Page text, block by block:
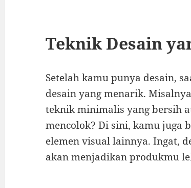
Teknik Desain
Setelah kamu punya desain,
desain yang menarik.
teknik minimalis yang bersih
mencolok? Di sini, kamu juga
elemen visual lainnya. Ingat,
akan menjadikan produkmu